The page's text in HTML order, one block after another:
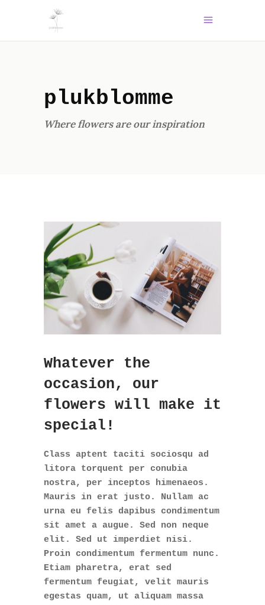
plukblomme
Where flowers are our inspiration
Whatever the
occasion, our
flowers will make it
special!
Class aptent taciti sociosqu ad
litora torquent per conubia
nostra, per inceptos himenaeos.
Mauris in erat justo. Nullam ac
urna eu felis dapibus condimentum
sit amet a augue. Sed non neque
elit. Sed ut imperdiet nisi.
Proin condimentum fermentum nunc.
Etiam pharetra, erat sed
fermentum feugiat, velit mauris
egestas quam, ut aliquam massa